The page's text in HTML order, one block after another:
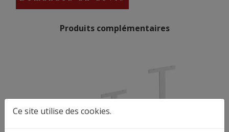
Produits complémentaires
Ce site utilise des cookies.